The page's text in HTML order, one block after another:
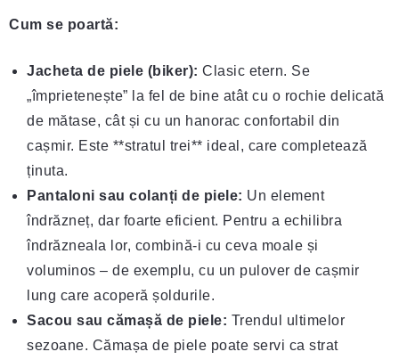
Cum se poartă:
Jacheta de piele (biker): Clasic etern. Se
„împrietenește” la fel de bine atât cu o rochie delicată
de mătase, cât și cu un hanorac confortabil din
cașmir. Este **stratul trei** ideal, care completează
ținuta.
Pantaloni sau colanți de piele: Un element
îndrăzneț, dar foarte eficient. Pentru a echilibra
îndrăzneala lor, combină-i cu ceva moale și
voluminos – de exemplu, cu un pulover de cașmir
lung care acoperă șoldurile.
Sacou sau cămașă de piele: Trendul ultimelor
sezoane. Cămașa de piele poate servi ca strat